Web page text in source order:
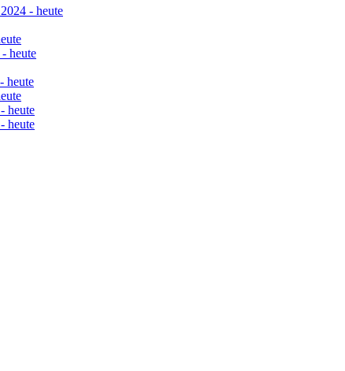
2024 - heute
heute
heute
heute
heute